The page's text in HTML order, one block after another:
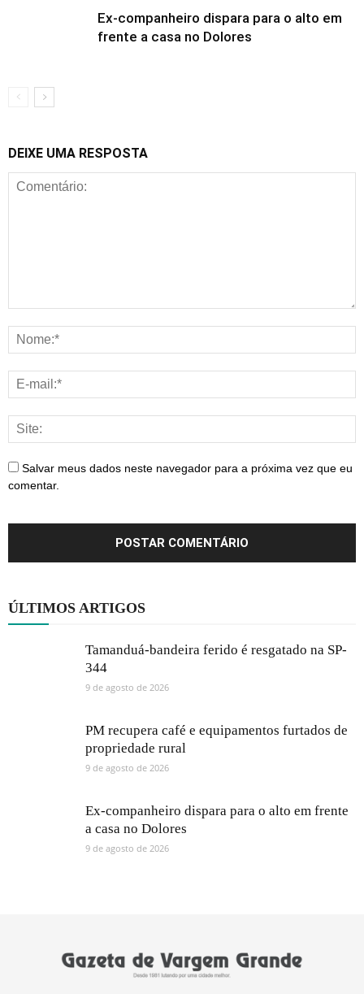
Ex-companheiro dispara para o alto em
frente a casa no Dolores
DEIXE UMA RESPOSTA
Salvar meus dados neste navegador para a próxima vez que eu
comentar.
ÚLTIMOS ARTIGOS
Tamanduá-bandeira ferido é resgatado na SP-
344
9 de agosto de 2026
PM recupera café e equipamentos furtados de
propriedade rural
9 de agosto de 2026
Ex-companheiro dispara para o alto em frente
a casa no Dolores
9 de agosto de 2026